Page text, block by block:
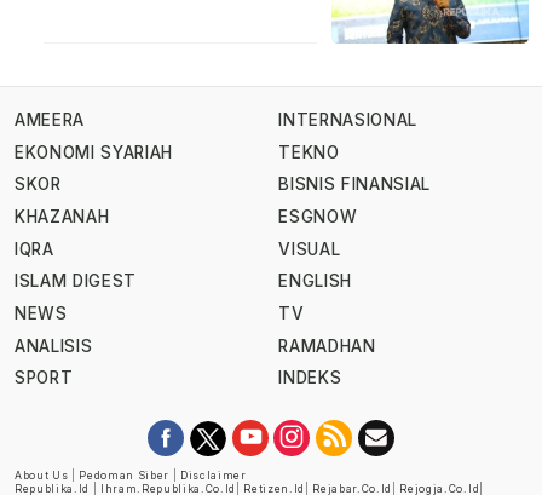
AMEERA
EKONOMI SYARIAH
SKOR
KHAZANAH
IQRA
ISLAM DIGEST
NEWS
ANALISIS
SPORT
INTERNASIONAL
TEKNO
BISNIS FINANSIAL
ESGNOW
VISUAL
ENGLISH
TV
RAMADHAN
INDEKS
About Us Pedoman Siber
Disclaimer
Republika.id
Ihram.republika.co.id Retizen.id Rejabar.co.id Rejogja.co.id